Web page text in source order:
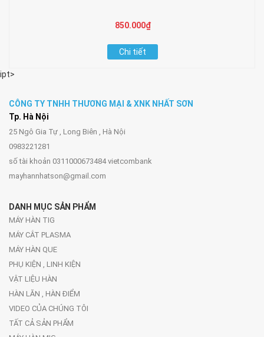
850.000₫
Chi tiết
ipt>
CÔNG TY TNHH THƯƠNG MẠI & XNK NHẤT SƠN
Tp. Hà Nội
25 Ngô Gia Tự , Long Biên , Hà Nội
0983221281
số tài khoản 0311000673484 vietcombank
mayhannhatson@gmail.com
DANH MỤC SẢN PHẨM
MÁY HÀN TIG
MÁY CẮT PLASMA
MÁY HÀN QUE
PHỤ KIỆN , LINH KIỆN
VẬT LIỆU HÀN
HÀN LĂN , HÀN ĐIỂM
VIDEO CỦA CHÚNG TÔI
TẤT CẢ SẢN PHẨM